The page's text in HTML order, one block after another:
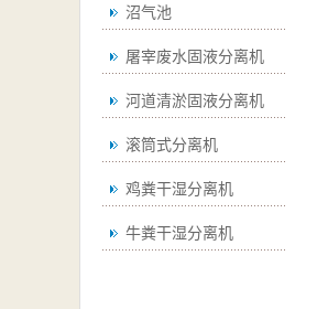
沼气池
屠宰废水固液分离机
河道清淤固液分离机
滚筒式分离机
鸡粪干湿分离机
牛粪干湿分离机